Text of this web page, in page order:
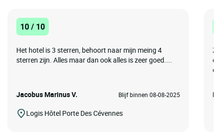
10 / 10
Het hotel is 3 sterren, behoort naar mijn meing 4
sterren zijn. Alles maar dan ook alles is zeer goed....
Jacobus Marinus V. Blijf binnen 08-08-2025
Logis Hôtel Porte Des Cévennes